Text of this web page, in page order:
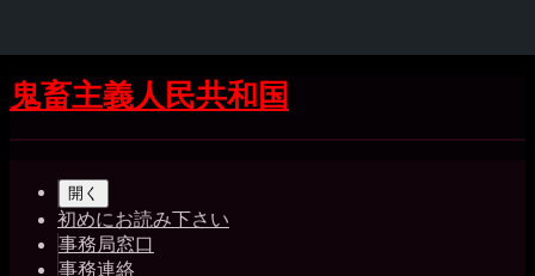
コ
ン
テ
鬼畜主義人民共和国
開く
初めにお読み下さい
事務局窓口
事務連絡